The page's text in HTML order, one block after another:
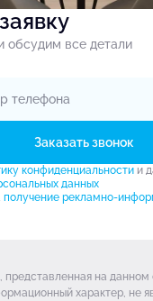
обсудим все детали
Заказать звонок
конфиденциальностии
данных
получение рекламно-
на данном
характер, не